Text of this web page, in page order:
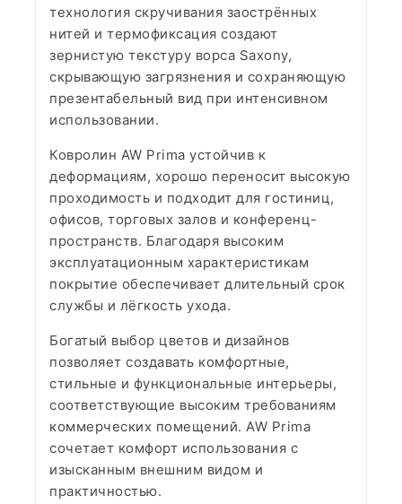
технология скручивания заострённых
нитей и термофиксация создают
зернистую текстуру ворса Saxony,
скрывающую загрязнения и сохраняющую
презентабельный вид при интенсивном
использовании.
Ковролин AW Prima устойчив к
деформациям, хорошо переносит высокую
проходимость и подходит для гостиниц,
офисов, торговых залов и конференц-
пространств. Благодаря высоким
эксплуатационным характеристикам
покрытие обеспечивает длительный срок
службы и лёгкость ухода.
Богатый выбор цветов и дизайнов
позволяет создавать комфортные,
стильные и функциональные интерьеры,
соответствующие высоким требованиям
коммерческих помещений. AW Prima
сочетает комфорт использования с
изысканным внешним видом и
практичностью.